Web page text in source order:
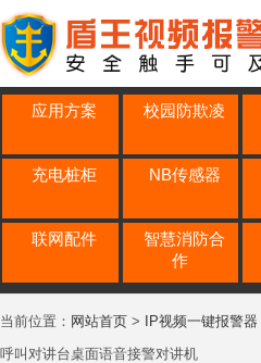
应用方案 校园防欺凌
充电桩柜 NB传感器
联网配件
智慧消防合
作
当前位置： 网站首页 > IP视频一键报警器
呼叫对讲台桌面语音接警对讲机